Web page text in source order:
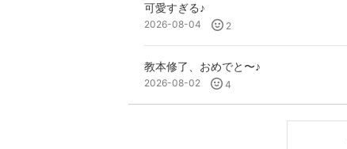
可愛すぎる♪
2026-08-04 2
教本修了、おめでと〜♪
2026-08-02 4